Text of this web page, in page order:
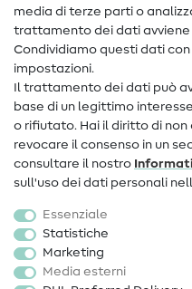
Contatto
Informazioni sul nuovo
FAQ
Diritto di recesso
Popolare
Accessori cucito
Sale
media di terze parti o
trattamento dei dati
Condividiamo questi dati
impostazioni.
Il trattamento dei dati può
base di un legittimo
o rifiutato. Hai il diritto di
revocare il consenso in un
consultare il nostro
sull'uso dei dati personali
Essenziale
Statistiche
Marketing
Media esterni